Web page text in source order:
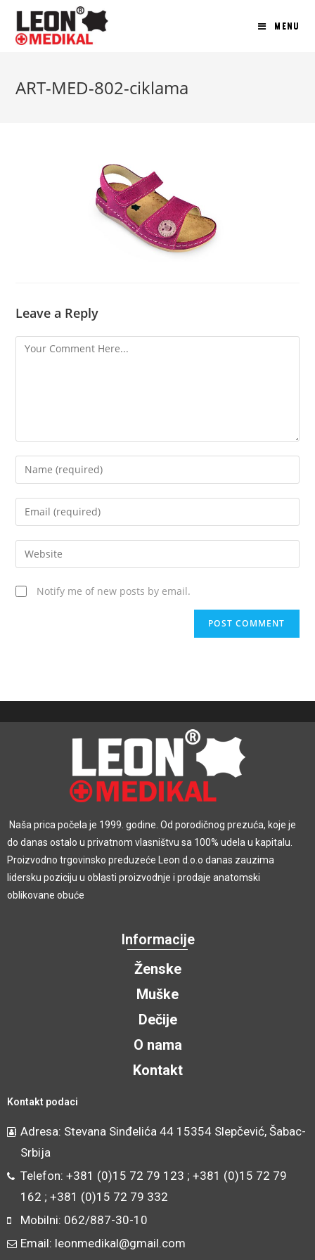
MENU
ART-MED-802-ciklama
Leave a Reply
Notify me of new posts by email.
Naša prica počela je 1999. godine. Od porodičnog prezuća, koje je
do danas ostalo u privatnom vlasništvu sa 100% udela u kapitalu.
Proizvodno trgovinsko preduzeće Leon d.o.o danas zauzima
lidersku poziciju u oblasti proizvodnje i prodaje anatomski
oblikovane obuće
Informacije
Ženske
Muške
Dečije
O nama
Kontakt
Kontakt podaci
Adresa: Stevana Sinđelića 44 15354 Slepčević, Šabac-
Srbija
Telefon: +381 (0)15 72 79 123 ; +381 (0)15 72 79
162 ; +381 (0)15 72 79 332
Mobilni: 062/887-30-10
Email: leonmedikal@gmail.com